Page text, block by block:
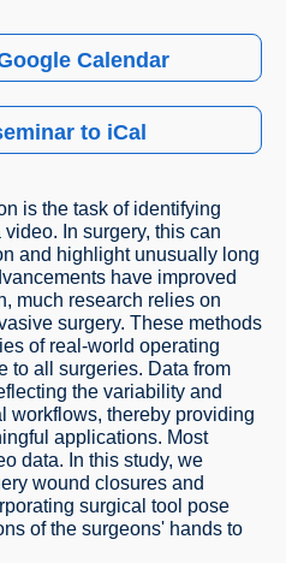
Calendar
to iCal
is the task of identifying
In surgery, this can
and highlight unusually long
have improved
much research relies on
surgery. These methods
of real-world operating
to all surgeries. Data from
the variability and
workflows, thereby providing
applications. Most
data. In this study, we
wound closures and
surgical tool pose
of the surgeons' hands to